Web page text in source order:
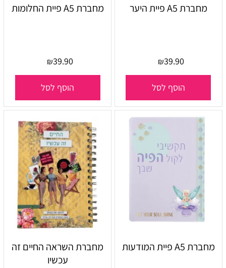
מחברת A5 פיית היער
₪39.90
הוסף לסל
מחברת A5 פיית החלומות
₪39.90
הוסף לסל
מחברת A5 פיית המודעות
מחברת השראה החיים זה
עכשיו